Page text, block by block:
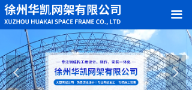
끀
网站首页
关于我们
产品中心
넳 넲